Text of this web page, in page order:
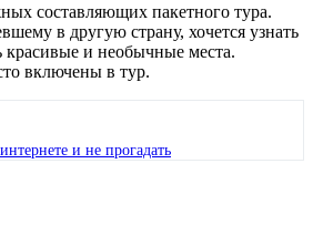
составляющих пакетного тура.
в другую страну, хочется узнать
красивые и необычные места.
включены в тур.
и не прогадать